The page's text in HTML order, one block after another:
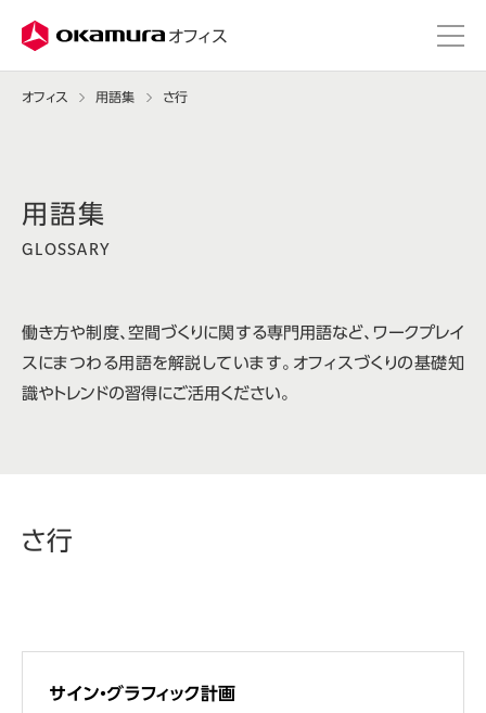
オフィス
オフィス 用語集 さ行
GLOSSARY
働き方や制度、空間づくりに関する専門用語など、ワークプレイ
スにまつわる用語を解説しています。オフィスづくりの基礎知
識やトレンドの習得にご活用ください。
さ行
サイン・グラフィック計画